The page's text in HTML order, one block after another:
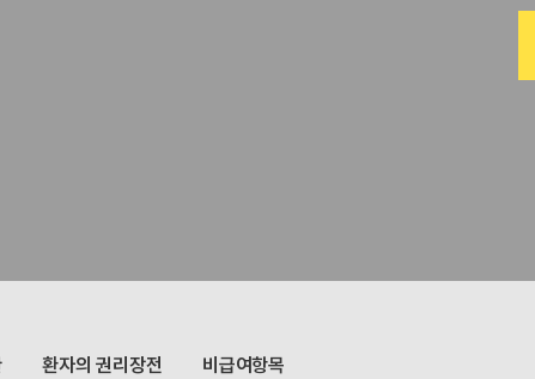
환자의 권리장전 비급여항목